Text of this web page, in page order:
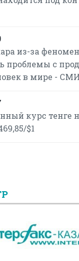
из-за
проблемы с
в мире - СМИ
курс тенге
$1